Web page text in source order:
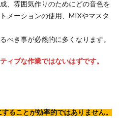
、雰囲気作りのためにどの音色を
メーションの使用、MIXやマスタ
べき事が必然的に多くなります。
ィブな作業ではないはずです。
ることが効率的ではありません。